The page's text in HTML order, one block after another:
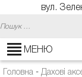
вул.
МЕНЮ
Головна - Дахові